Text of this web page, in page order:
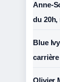
Anne-
du 20h,
Blue
carrière
Olivier